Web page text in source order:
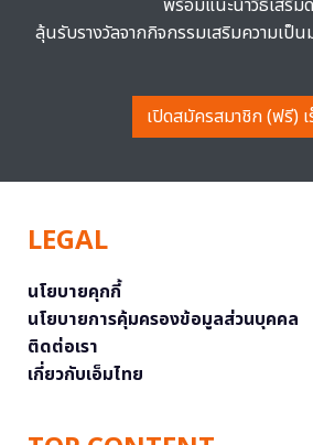
ลุ้นรับรางวัลจากกิจกรรมเสริมความเป็
เปิดสมัครสมาชิก (ฟรี)
LEGAL
นโยบายคุกกี้
นโยบายการคุ้มครองข้อมูลส่วนบุคคล
ติดต่อเรา
เกี่ยวกับเอ็มไทย